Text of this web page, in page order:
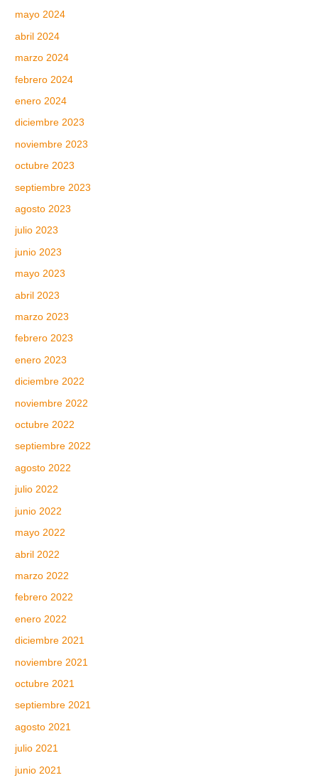
mayo 2024
abril 2024
marzo 2024
febrero 2024
enero 2024
diciembre 2023
noviembre 2023
octubre 2023
septiembre 2023
agosto 2023
julio 2023
junio 2023
mayo 2023
abril 2023
marzo 2023
febrero 2023
enero 2023
diciembre 2022
noviembre 2022
octubre 2022
septiembre 2022
agosto 2022
julio 2022
junio 2022
mayo 2022
abril 2022
marzo 2022
febrero 2022
enero 2022
diciembre 2021
noviembre 2021
octubre 2021
septiembre 2021
agosto 2021
julio 2021
junio 2021